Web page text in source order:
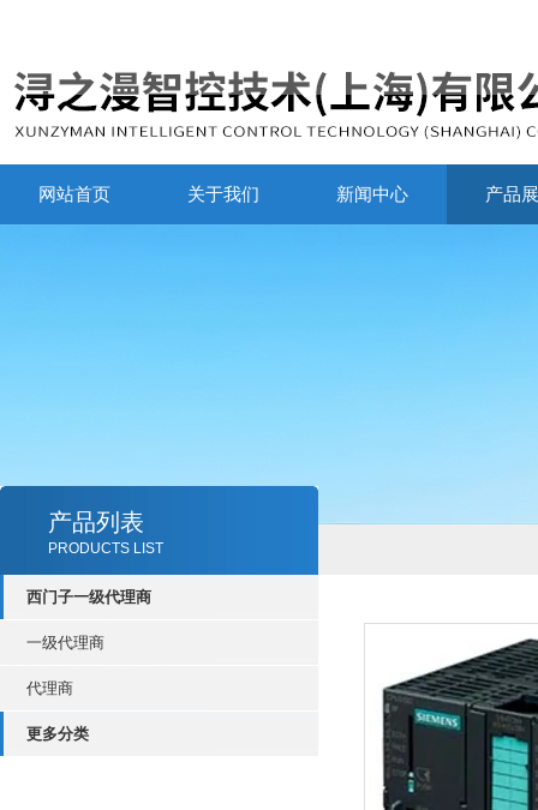
网站首页 关于我们 新闻中心 产品
产品列表
PRODUCTS LIST
西门子一级代理商
一级代理商
代理商
更多分类